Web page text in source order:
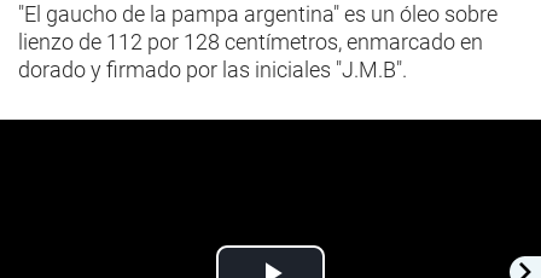
"El gaucho de la pampa argentina" es un óleo sobre
lienzo de 112 por 128 centímetros, enmarcado en
dorado y firmado por las iniciales "J.M.B".